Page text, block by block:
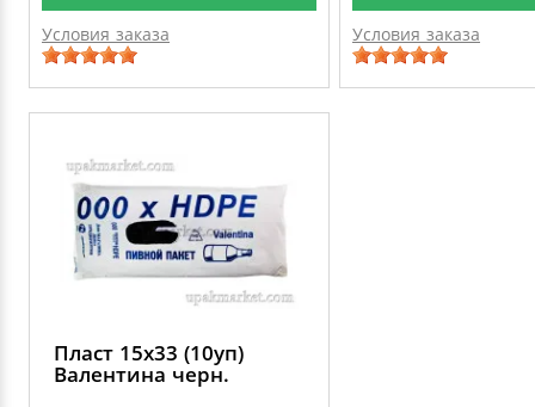
Условия заказа Условия заказа
Пласт 15х33 (10уп)
Валентина черн.